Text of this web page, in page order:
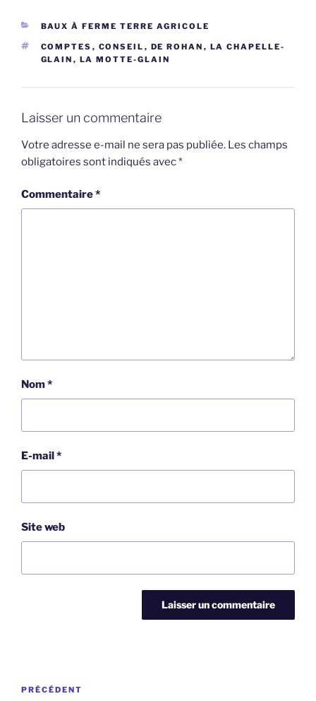
CATÉGORIES
BAUX À FERME TERRE AGRICOLE
ÉTIQUETTES
COMPTES , CONSEIL , DE ROHAN , LA CHAPELLE-
GLAIN , LA MOTTE-GLAIN
Laisser un commentaire
Votre adresse e-mail ne sera pas publiée. Les champs
obligatoires sont indiqués avec*
Commentaire*
Nom*
E-mail *
Site web
Navigation
Article
PRÉCÉDENT